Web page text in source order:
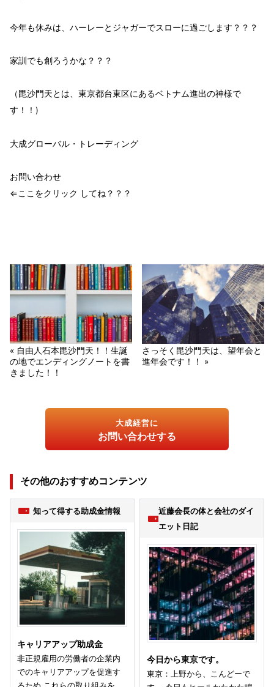
今年も休みは、ハーレーとジャガーでスローに過ごします？？？
家訓 でも創ろうかな？？？
（毘沙門天とは、東京都台東区にあるベトナム進出の神様で
す！！)
大成グローバル・トレーディング
お問い合わせ
⇐ここをクリック してね？？？
« 自由人石本毘沙門天！！生誕
の地でエンディングノートを書
きました！！
さっそく毘沙門天は、望年会と
進年会です！！ »
大成経営に
お問い合わせする
その他のおすすめコンテンツ
知って得する助成金情報
キャリアアップ助成金
非正規雇用の労働者の企業内
でのキャリアアップを促進す
近藤会長の体と会社のダイ
エット日記
今日から東京です。
東京：上野から、こんどーで